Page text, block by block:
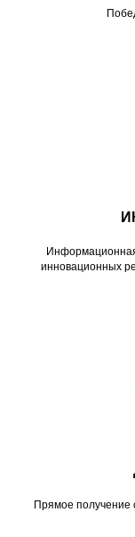
инновационных
Прямое получение